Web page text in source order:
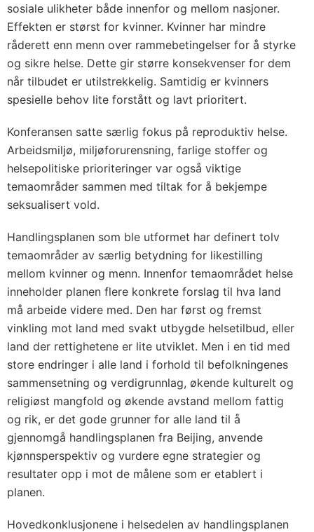
sosiale ulikheter både innenfor og mellom nasjoner.
Effekten er størst for kvinner. Kvinner har mindre
råderett enn menn over rammebetingelser for å styrke
og sikre helse. Dette gir større konsekvenser for dem
når tilbudet er utilstrekkelig. Samtidig er kvinners
spesielle behov lite forstått og lavt prioritert.
Konferansen satte særlig fokus på reproduktiv helse.
Arbeidsmiljø, miljøforurensning, farlige stoffer og
helsepolitiske prioriteringer var også viktige
temaområder sammen med tiltak for å bekjempe
seksualisert vold.
Handlingsplanen som ble utformet har definert tolv
temaområder av særlig betydning for likestilling
mellom kvinner og menn. Innenfor temaområdet helse
inneholder planen flere konkrete forslag til hva land
må arbeide videre med. Den har først og fremst
vinkling mot land med svakt utbygde helsetilbud, eller
land der rettighetene er lite utviklet. Men i en tid med
store endringer i alle land i forhold til befolkningenes
sammensetning og verdigrunnlag, økende kulturelt og
religiøst mangfold og økende avstand mellom fattig
og rik, er det gode grunner for alle land til å
gjennomgå handlingsplanen fra Beijing, anvende
kjønnsperspektiv og vurdere egne strategier og
resultater opp i mot de målene som er etablert i
planen.
Hovedkonklusjonene i helsedelen av handlingsplanen